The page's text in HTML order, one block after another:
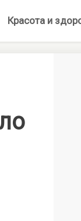
Красота и